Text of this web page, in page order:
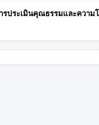
รประเมินคุณธรรมและควา